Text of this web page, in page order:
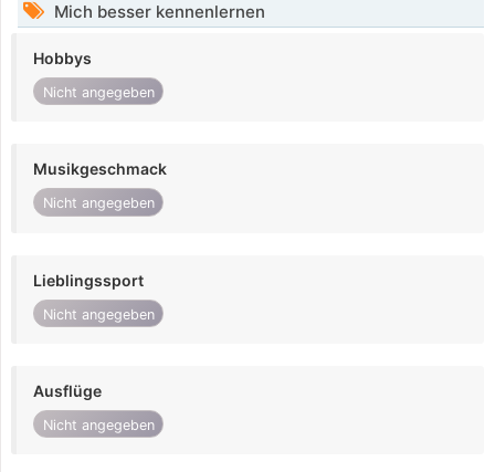
Mich besser kennenlernen
Hobbys
Nicht angegeben
Musikgeschmack
Nicht angegeben
Lieblingssport
Nicht angegeben
Ausflüge
Nicht angegeben